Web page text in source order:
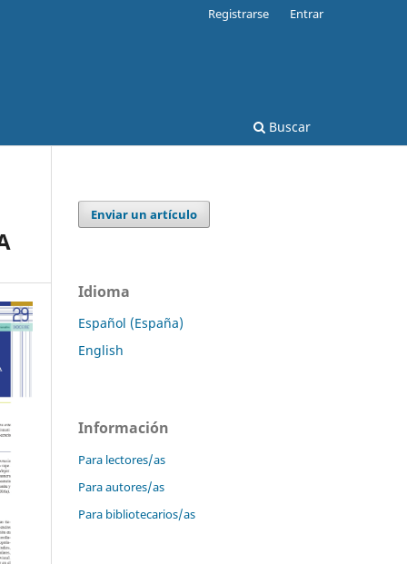
Buscar
Registrarse Entrar
Enviar un artículo
Idioma
Español (España)
English
Información
Para lectores/as
Para autores/as
Para bibliotecarios/as